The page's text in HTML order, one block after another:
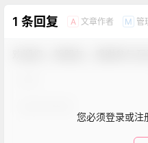
1 条回复 A 文章作者 M 管
您必须登录或注